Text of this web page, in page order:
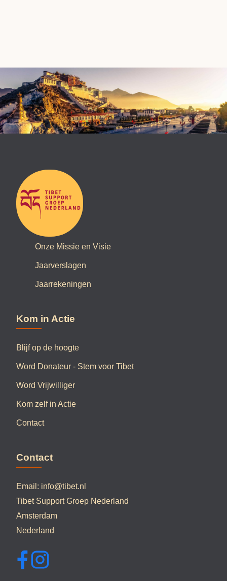
Onze Missie en Visie
Jaarverslagen
Jaarrekeningen
Kom in Actie
Blijf op de hoogte
Word Donateur - Stem voor Tibet
Word Vrijwilliger
Kom zelf in Actie
Contact
Contact
Email: info@tibet.nl
Tibet Support Groep Nederland
Amsterdam
Nederland